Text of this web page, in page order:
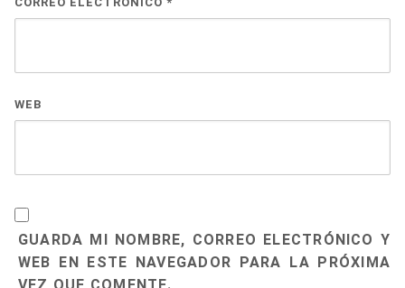
WEB
GUARDA MI NOMBRE, CORREO ELECTRÓNICO Y
WEB EN ESTE NAVEGADOR PARA LA PRÓXIMA